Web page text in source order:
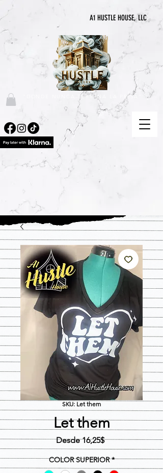
A1 HUSTLE HOUSE, LLC
"DONDE NUNCA TERMINA LA PRISA"
SKU: Let them
Let them
Desde16,25$Precio
de
oferta
COLOR SUPERIOR *